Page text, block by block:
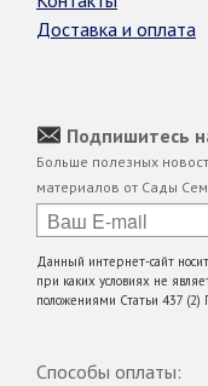
Доставка и оплата
Подпишитесь
Больше полезных
материалов от Сады
Данный интернет-сайт
при каких условиях не
положениями Статьи 437 (2)
Способы оплаты: